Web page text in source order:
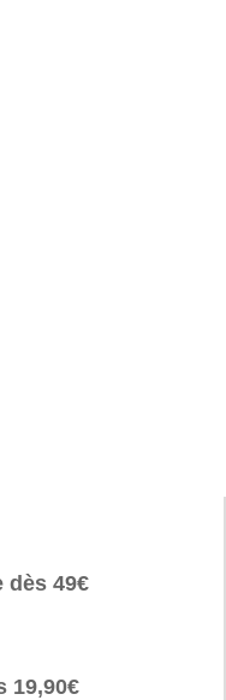
dès 49€
19,90€